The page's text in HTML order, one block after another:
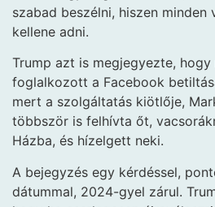
szabad beszélni, hiszen minden
kellene adni.
Trump azt is megjegyezte,
foglalkozott a Facebook
mert a szolgáltatás kiötlője,
többször is felhívta őt,
Házba, és hízelgett neki.
A bejegyzés egy kérdéssel,
dátummal, 2024-gyel zárul.